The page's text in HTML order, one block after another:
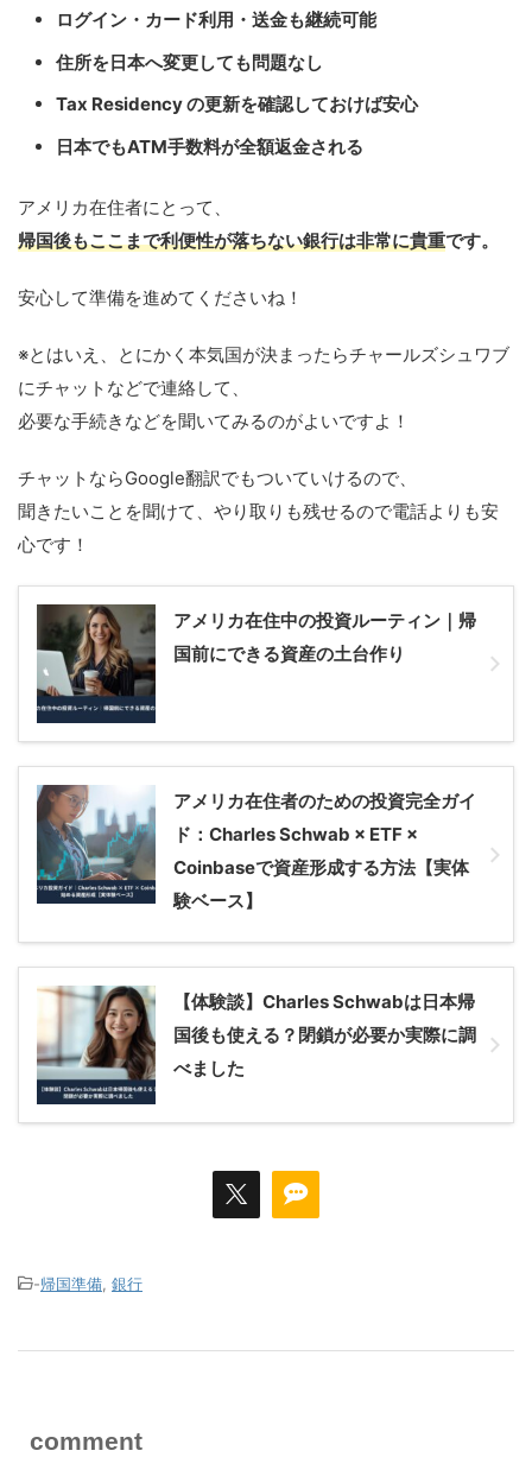
ログイン・カード利用・送金も継続可能
住所を日本へ変更しても問題なし
Tax Residency の更新を確認しておけば安心
日本でもATM手数料が全額返金される
アメリカ在住者にとって、
帰国後もここまで利便性が落ちない銀行は非常に貴重です。
安心して準備を進めてくださいね！
※とはいえ、とにかく本気国が決まったらチャールズシュワブ
にチャットなどで連絡して、
必要な手続きなどを聞いてみるのがよいですよ！
チャットならGoogle翻訳でもついていけるので、
聞きたいことを聞けて、やり取りも残せるので電話よりも安
心です！
アメリカ在住中の投資ルーティン｜帰
国前にできる資産の土台作り
アメリカ在住者のための投資完全ガイ
ド：Charles Schwab × ETF ×
Coinbaseで資産形成する方法【実体
験ベース】
【体験談】Charles Schwabは日本帰
国後も使える？閉鎖が必要か実際に調
べました
-帰国準備, 銀行
comment